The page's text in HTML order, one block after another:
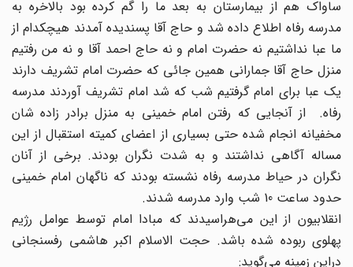
ساواک هم از بیمارستان به‌ بعد ما را گم کرده‌ بود بالاخره‌ به‌
مدرسه‌ رفاه‌ اطلاع داده‌ شد و حاج آقا پسندیده‌ آمدند هیچکدام از
ما عبا نداشتیم نه‌ حضرت امام و نه‌ حاج احمد آقا و نه‌ من رفتیم
منزل حاج آقا جمارانى همین جائى که‌ حضرت امام تشریف دارند
یک عبا براى امام گرفتیم شب که‌ شد امام تشریف آوردند مدرسه‌
رفاه‌. از آنجایی که رفتن امام خمینی به منزل برادر زاده شان
مخفیانه انجام شده حتی بسیاری از اعضای کمیته استقبال از این
مساله آگاهی نداشتند و به شدت نگران بودند. برخی از آنان
نگران در حیاط مدرسه رفاه نشسته بودند که ناگهان امام خمینی
حدود ساعت 10 شب وارد مدرسه شدند.
انقلابیون‌ از این‌ می‌هراسیدند که‌ مبادا امام‌ توسط‌ عوامل‌ رژیم
‌پهلوی‌ ربوده‌ شده‌ باشد. حجت الاسلام اکبر هاشمی‌ رفسنجانی‌
دراین‌ زمینه‌ می‌گوید: